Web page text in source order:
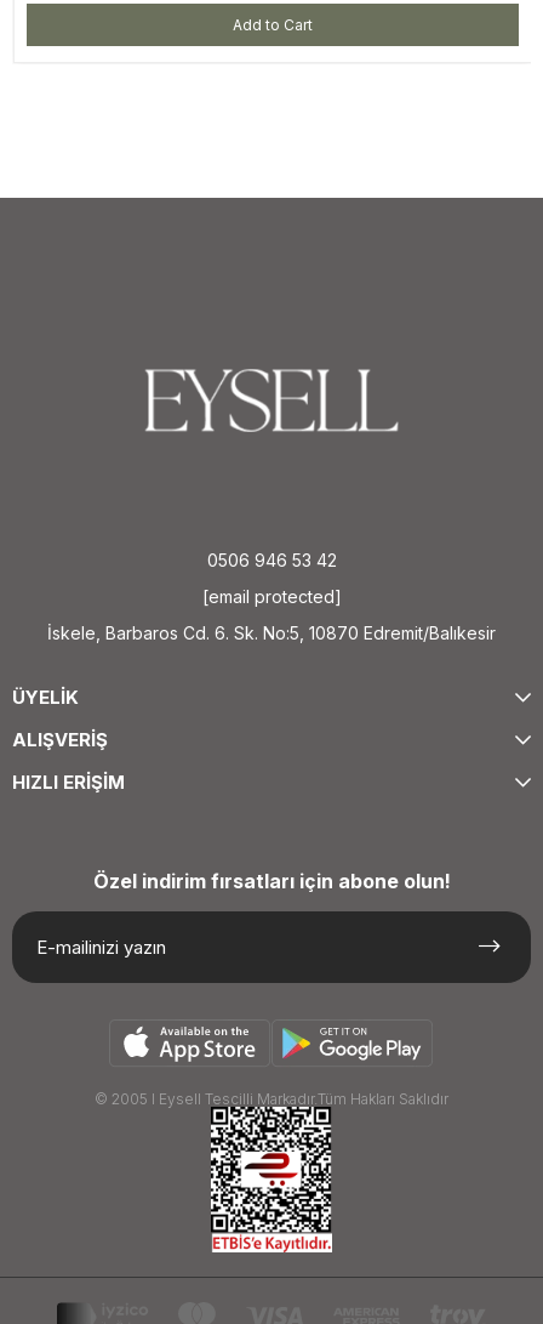
Add to Cart
0506 946 53 42
[email protected]
İskele, Barbaros Cd. 6. Sk. No:5, 10870 Edremit/Balıkesir
ÜYELİK
ALIŞVERİŞ
HIZLI ERİŞİM
Özel indirim fırsatları için abone olun!
© 2005 I Eysell Tescilli Markadır.Tüm Hakları Saklıdır